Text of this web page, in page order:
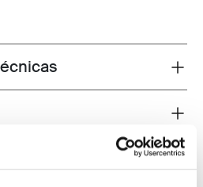
instructions